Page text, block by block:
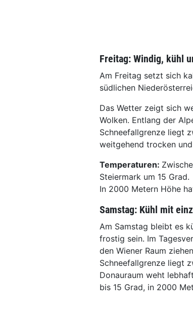
Freitag: Windig, kühl
Am Freitag setzt sich
südlichen
Das Wetter zeigt sich
Wolken. Entlang der
Schneefallgrenze liegt
weitgehend trocken
Temperaturen:
Steiermark um 15 Grad.
In 2000 Metern Höhe
Samstag: Kühl mit
Am Samstag bleibt es
frostig sein. Im
den Wiener Raum
Schneefallgrenze liegt
Donauraum weht
bis 15 Grad, in 2000